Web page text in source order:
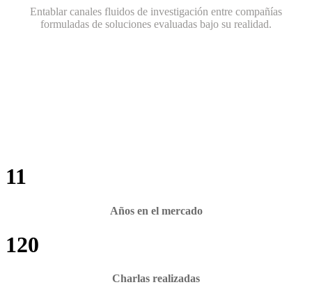
Entablar canales fluidos de investigación entre compañías
formuladas de soluciones evaluadas bajo su realidad.
11
Años en el mercado
120
Charlas realizadas